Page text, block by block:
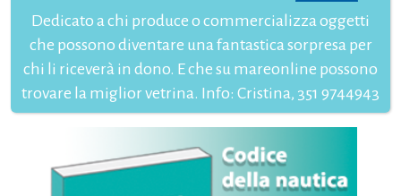
Dedicato a chi produce o commercializza oggetti
che possono diventare una fantastica sorpresa per
chi li riceverà in dono. E che su mareonline possono
trovare la miglior vetrina. Info: Cristina, 351 9744943